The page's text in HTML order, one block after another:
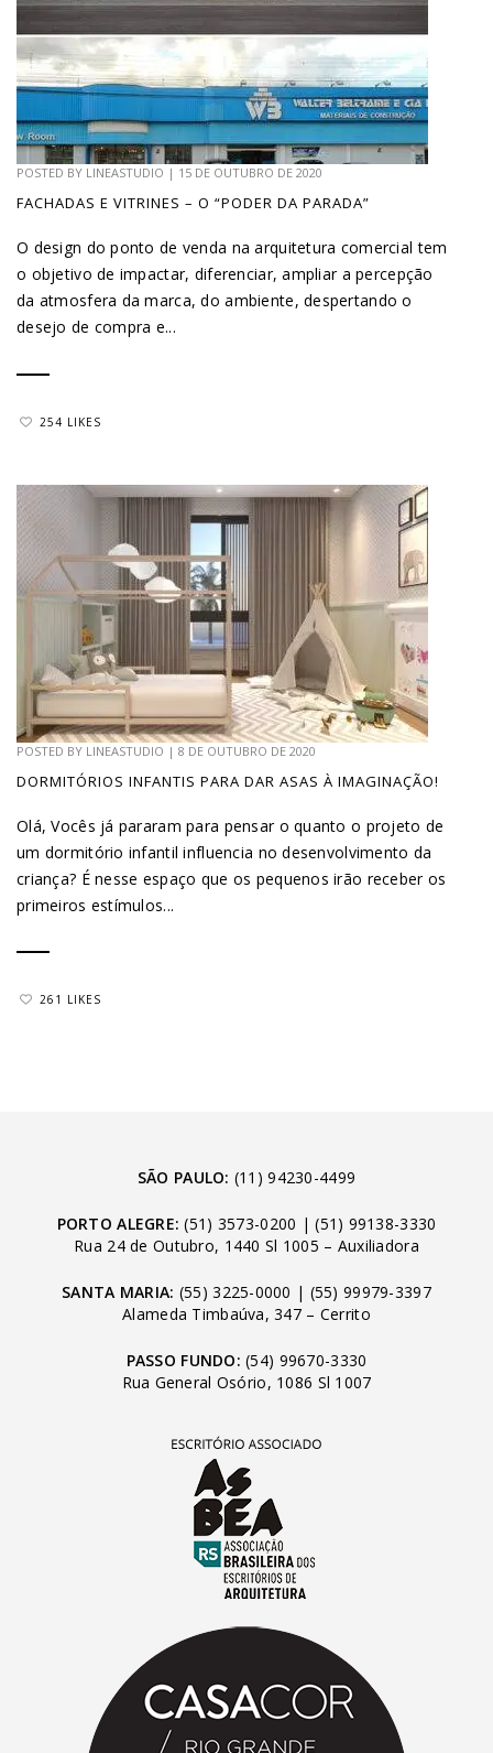
POSTED BY LINEASTUDIO | 15 DE OUTUBRO DE 2020
FACHADAS E VITRINES – O “PODER DA PARADA”
O design do ponto de venda na arquitetura comercial tem
o objetivo de impactar, diferenciar, ampliar a percepção
da atmosfera da marca, do ambiente, despertando o
desejo de compra e...
254 LIKES
POSTED BY LINEASTUDIO | 8 DE OUTUBRO DE 2020
DORMITÓRIOS INFANTIS PARA DAR ASAS À IMAGINAÇÃO!
Olá, Vocês já pararam para pensar o quanto o projeto de
um dormitório infantil influencia no desenvolvimento da
criança? É nesse espaço que os pequenos irão receber os
primeiros estímulos...
261 LIKES
SÃO PAULO: (11) 94230-4499
PORTO ALEGRE: (51) 3573-0200 |(51) 99138-3330
Rua 24 de Outubro, 1440 Sl 1005 – Auxiliadora
SANTA MARIA: (55) 3225-0000 | (55) 99979-3397
Alameda Timbaúva, 347 – Cerrito
PASSO FUNDO: (54) 99670-3330
Rua General Osório, 1086 Sl 1007